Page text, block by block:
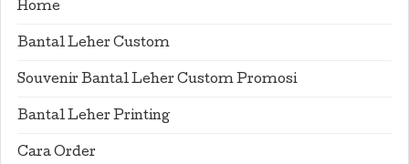
Home
Bantal Leher Custom
Souvenir Bantal Leher Custom Promosi
Bantal Leher Printing
Cara Order